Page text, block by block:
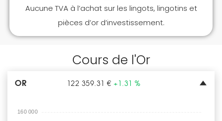
Aucune TVA à l’achat sur les lingots, lingotins et
pièces d’or d’investissement.
Cours de l'Or